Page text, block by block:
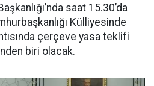
saat 15.30’da
Külliyesinde
çerçeve yasa teklifi
biri olacak.